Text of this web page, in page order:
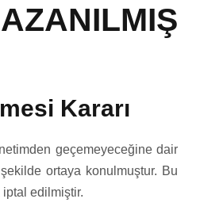
Kararı
geçemeyeceğine dair
ortaya konulmuştur. Bu
iptal edilmiştir.